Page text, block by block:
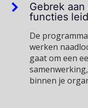
Gebrek
functies
De
werken
gaat om een
binnen je